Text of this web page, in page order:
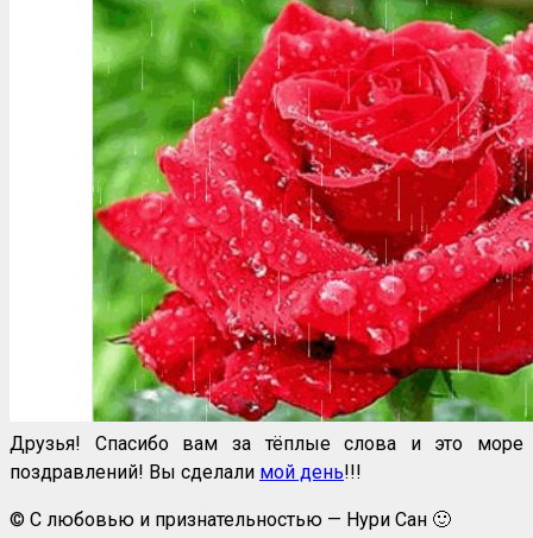
Друзья! Спасибо вам за тёплые слова и это море
поздравлений! Вы сделали мой день!!!
© С любовью и признательностью — Нури Сан 🙂